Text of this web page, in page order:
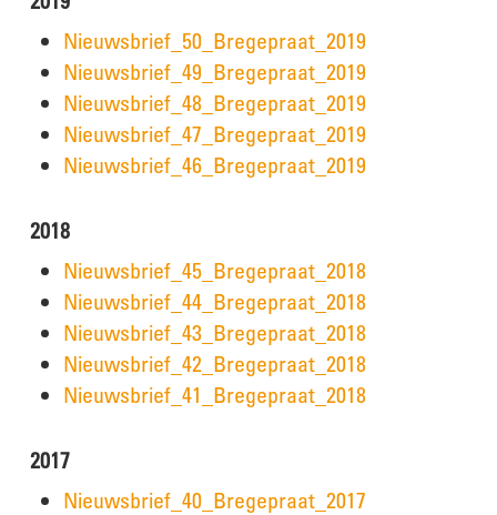
Nieuwsbrief_50_Bregepraat_2019
Nieuwsbrief_49_Bregepraat_2019
Nieuwsbrief_48_Bregepraat_2019
Nieuwsbrief_47_Bregepraat_2019
Nieuwsbrief_46_Bregepraat_2019
2018
Nieuwsbrief_45_Bregepraat_2018
Nieuwsbrief_44_Bregepraat_2018
Nieuwsbrief_43_Bregepraat_2018
Nieuwsbrief_42_Bregepraat_2018
Nieuwsbrief_41_Bregepraat_2018
2017
Nieuwsbrief_40_Bregepraat_2017